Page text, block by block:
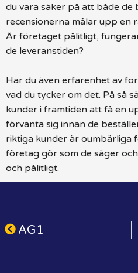
du vara säker på att både de
recensionerna målar upp en
Är företaget pålitligt,
de leveranstiden?
Har du även erfarenhet av
vad du tycker om det. På så
kunder i framtiden att få en
förvänta sig innan de
riktiga kunder är oumbärliga
företag gör som de säger
och pålitligt.
AG1